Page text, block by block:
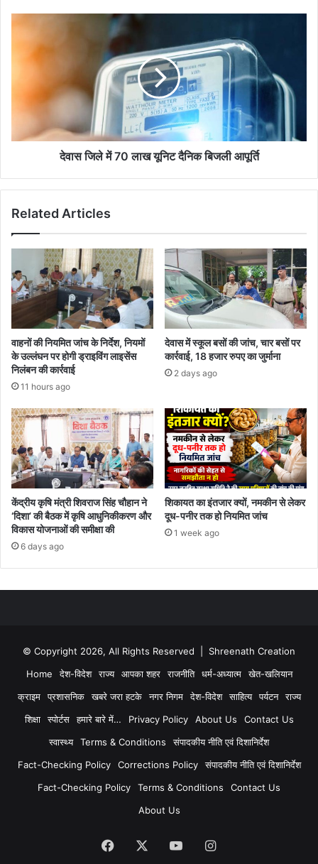
पंजीयन
देवास
दैनिक
आपूर्ति
देवास जिले में 70 लाख यूनिट दैनिक बिजली आपूर्ति
Related Articles
वाहनों की नियमित जांच के निर्देश, नियमों
के उल्लंघन पर होगी ड्राइविंग लाइसेंस
निलंबन की कार्रवाई
11 hours ago
देवास में स्कूल बसों की जांच, चार बसों पर
कार्रवाई, 18 हजार रुपए का जुर्माना
2 days ago
केंद्रीय कृषि मंत्री शिवराज सिंह चौहान ने
‘दिशा’ की बैठक में कृषि आधुनिकीकरण और
विकास योजनाओं की समीक्षा की
6 days ago
शिकायत का इंतजार क्यों, नमकीन से लेकर
दूध-पनीर तक हो नियमित जांच
1 week ago
© Copyright 2026, All Rights Reserved | Shreenath Creation
Home
देश-विदेश राज्य आपका शहर राजनीति धर्म-अध्यात्म
खेत-खलियान
क्राइम
प्रशासनिक खबरे जरा हटके नगर निगम देश-विदेश साहित्य पर्यटन
राज्य
शिक्षा
स्पोर्टस हमारे बारे में… Privacy Policy About Us
Contact Us
स्वास्थ्य
Terms & Conditions
संपादकीय नीति एवं दिशानिर्देश
Fact-Checking Policy
Corrections Policy
संपादकीय नीति एवं दिशानिर्देश
Fact-Checking Policy
Terms & Conditions
Contact Us
About Us
Facebook YouTubeInstagram